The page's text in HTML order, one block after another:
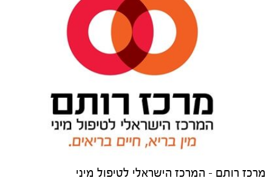
מרכז רותם - המרכז הישראלי לטיפול מיני